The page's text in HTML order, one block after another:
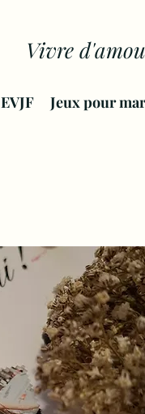
Vivre
EVJF Jeux pour